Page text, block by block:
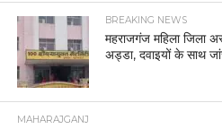
BREAKING NEWS
महराजगंज महिला जिला
अड्डा, दवाइयों के साथ
MAHARAJGANJ